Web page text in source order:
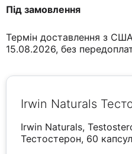
Під замовлення
Термін доставлення з
15.08.2026, без
Irwin Naturals
Irwin Naturals,
Тестостерон, 60 капсул